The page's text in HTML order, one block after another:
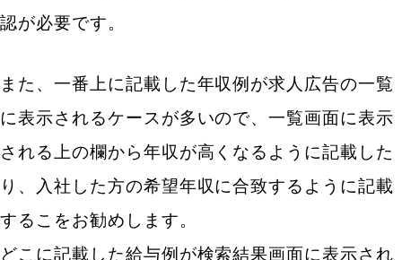
認が必要です。
また、一番上に記載した年収例が求人広告の一覧
に表示されるケースが多いので、一覧画面に表示
される上の欄から年収が高くなるように記載した
り、入社した方の希望年収に合致するように記載
するこをお勧めします。
どこに記載した給与例が検索結果画面に表示され